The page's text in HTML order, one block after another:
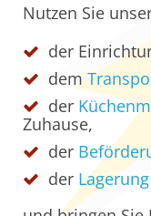
Nutzen Sie
der
dem
der
Zuhause,
der
der Lagerung